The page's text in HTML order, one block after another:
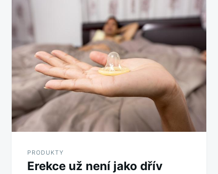
pro
příspěvek
PRODUKTY
Erekce už není jako dřív